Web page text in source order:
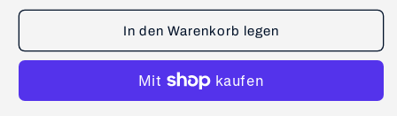
In den Warenkorb legen